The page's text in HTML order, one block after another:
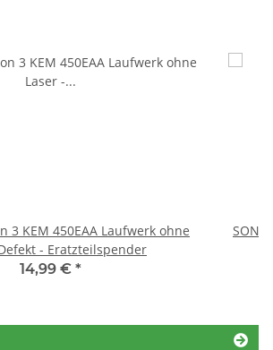
3 KEM 450EAA Laufwerk ohne
- Eratzteilspender
14,99 € *